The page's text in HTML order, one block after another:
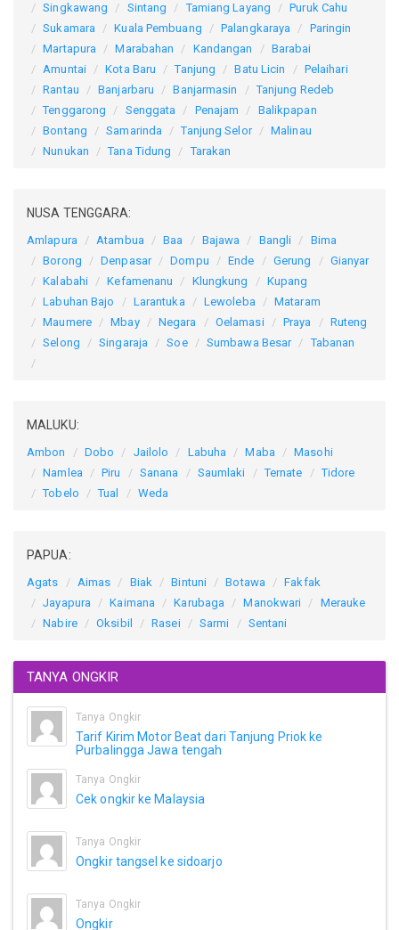
Singkawang
Sintang Tamiang Layang
Puruk Cahu
Sukamara
Kuala Pembuang Palangkaraya
Paringin
Martapura
Marabahan Kandangan
Barabai
Amuntai
Kota Baru Tanjung Batu Licin
Pelaihari
Rantau
Banjarbaru Banjarmasin
Tanjung Redeb
Tenggarong
Senggata Penajam
Balikpapan
Bontang
Samarinda Tanjung Selor
Malinau
Nunukan
Tana Tidung Tarakan
NUSA TENGGARA:
Amlapura Atambua Baa Bajawa Bangli
Bima
Borong
Denpasar Dompu Ende Gerung
Gianyar
Kalabahi
Kefamenanu Klungkung
Kupang
Labuhan Bajo
Larantuka Lewoleba
Mataram
Maumere
Mbay Negara Oelamasi Praya
Ruteng
Selong
Singaraja Soe Sumbawa Besar Tabanan
MALUKU:
Ambon Dobo Jailolo Labuha Maba
Masohi
Namlea
Piru Sanana Saumlaki Ternate
Tidore
Tobelo
Tual Weda
PAPUA:
Agats Aimas Biak Bintuni Botawa
Fakfak
Jayapura
Kaimana Karubaga Manokwari
Merauke
Nabire
Oksibil Rasei Sarmi Sentani
TANYA ONGKIR
Tanya Ongkir
Tarif Kirim Motor Beat dari Tanjung Priok ke
Purbalingga Jawa tengah
Tanya Ongkir
Cek ongkir ke Malaysia
Tanya Ongkir
Ongkir tangsel ke sidoarjo
Tanya Ongkir
Ongkir